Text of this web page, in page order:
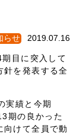
らせ 2019.07.16
目に突入して
針を発表する全
実績と今期
期の良かった
向けて全員で動